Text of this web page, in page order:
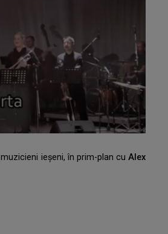
ieșeni, în prim-plan cu Alex